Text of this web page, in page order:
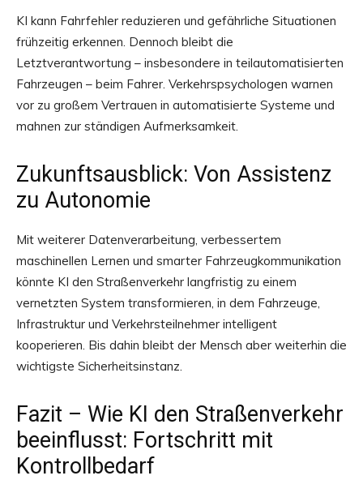
KI kann Fahrfehler reduzieren und gefährliche Situationen
frühzeitig erkennen. Dennoch bleibt die
Letztverantwortung – insbesondere in teilautomatisierten
Fahrzeugen – beim Fahrer. Verkehrspsychologen warnen
vor zu großem Vertrauen in automatisierte Systeme und
mahnen zur ständigen Aufmerksamkeit.
Zukunftsausblick: Von Assistenz
zu Autonomie
Mit weiterer Datenverarbeitung, verbessertem
maschinellen Lernen und smarter Fahrzeugkommunikation
könnte KI den Straßenverkehr langfristig zu einem
vernetzten System transformieren, in dem Fahrzeuge,
Infrastruktur und Verkehrsteilnehmer intelligent
kooperieren. Bis dahin bleibt der Mensch aber weiterhin die
wichtigste Sicherheitsinstanz.
Fazit – Wie KI den Straßenverkehr
beeinflusst: Fortschritt mit
Kontrollbedarf